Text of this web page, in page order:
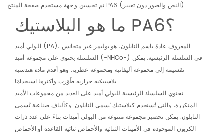
تم تحسين واجهة مستخدم صفحة المنتج PA6 (النص والصور دون تغيير)
ما هو البلاستيك PA6؟
البولي أميد (PA)، المعروف عادةً باسم النايلون، هو بوليمر غير متجانس
السلسلة يحتوي على مجموعة أميد (-NHCo-) في السلسلة الرئيسية. يمكن
تقسيمه إلى مجموعة أليفاتية ومجموعة عطرية. وهو أقدم مادة هندسية
بلاستيكية حرارية طُوّرت وأكثرها استخدامًا.
تحتوي السلسلة الرئيسية للبولي أميد على العديد من مجموعات الأميد
المتكررة، والتي تُستخدم كبلاستيك يُسمى النايلون، وكألياف صناعية تُسمى
النايلون. يمكن تحضير مجموعة متنوعة من البولي أميدات بناءً على عدد ذرات
الكربون الموجودة في الأمينات الثنائية والأحماض ثنائية القاعدة أو الأحماض